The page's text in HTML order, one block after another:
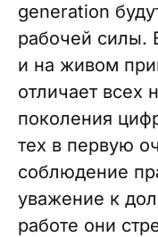
generation
рабочей силы.
и на живом
отличает всех
поколения
тех в первую
соблюдение
уважение к
работе они